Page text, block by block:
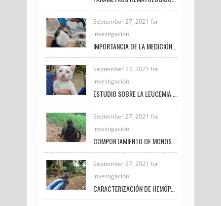
September 27, 2021 for
investigación
September 27, 2021 for
investigación
September 27, 2021 for
investigación
September 27, 2021 for
investigación
CARACTERIZACIÓN DE HEMOPARÁSITOS PRESENTES EN AVES SILVESTRES EN EL MUNICIPIO DE FREDONIA DURANTE EL PERIODO 2020 – 2021